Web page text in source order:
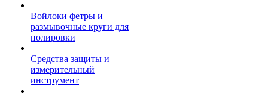
Войлоки фетры и
размывочные круги для
полировки
Средства защиты и
измерительный
инструмент